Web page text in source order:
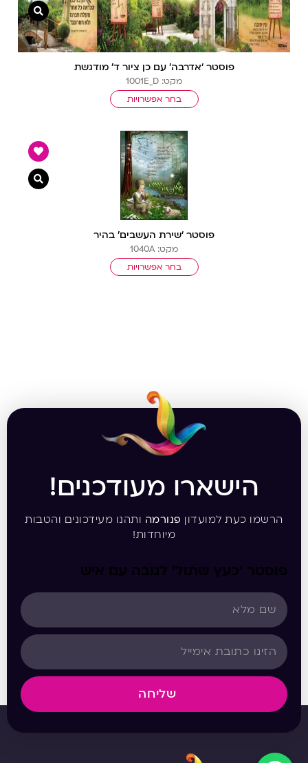
פוסטר ‘אדרבה’ עם כן ציור ד’ מודגשת
מקט: 1001E_D
בחר אפשרויות
צפייה
פוסטר ‘שירת העשבים’ בהיר
מקט: 1040A
בחר אפשרויות
צפייה
הישארו מעודכנים!
הרשמו כעת למועדון פנורמה ותהנו מעידכונים והטבות
מיוחדות!
פוסטר ‘כעץ שתול’ לגובה עם איש
שליחה